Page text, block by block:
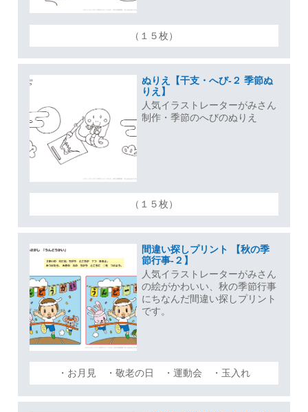
（１５枚）
ぬりえ【干支・へび-２ 季節ぬ
りえ】
人気イラストレーターがみさん
制作・季節のへびのぬりえ
（１５枚）
間違い探しプリント 【秋の季
節行事-２】
人気イラストレーターがみさん
の絵がかわいい、秋の季節行事
にちなんだ間違い探しプリント
です。
・お月見 ・敬老の日 ・運動会 ・玉入れ